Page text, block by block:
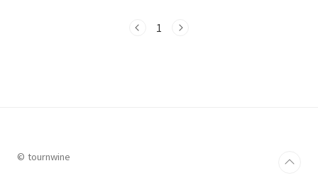
만 무엇보다 신시도가 유명하게 된 이유는 바로 '밥 주는 민박집' 덕분이
1
© tournwine